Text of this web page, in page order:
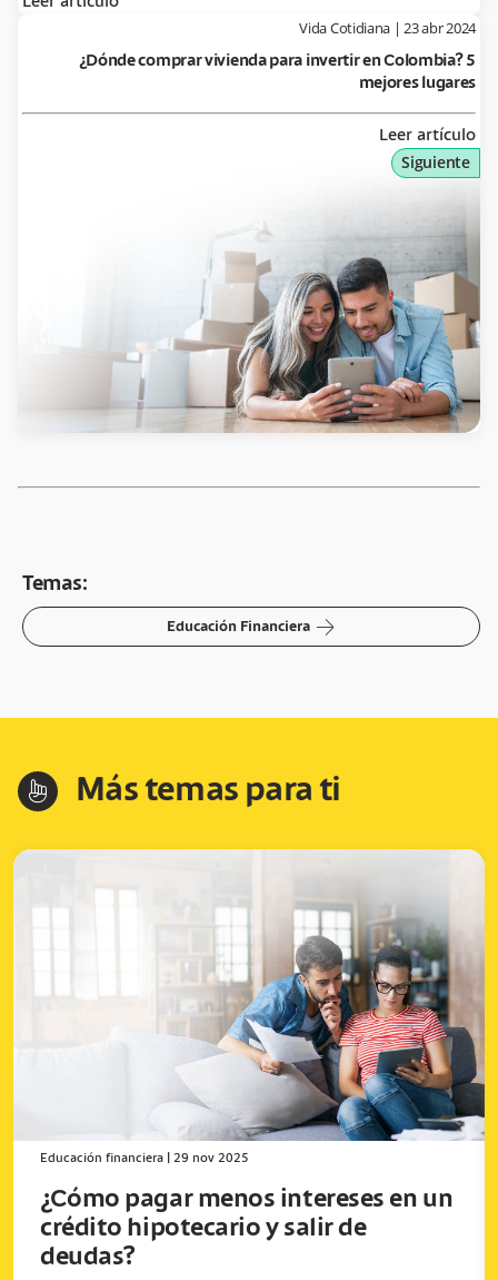
Siguiente
Vida Cotidiana | 23 abr 2024
¿Dónde comprar vivienda para invertir en Colombia? 5
mejores lugares
Leer artículo
Temas:
Educación Financiera arrow-right
hand-index Más temas para ti
Educación financiera 29 nov 2025
¿Cómo pagar menos intereses en un
crédito hipotecario y salir de
deudas?